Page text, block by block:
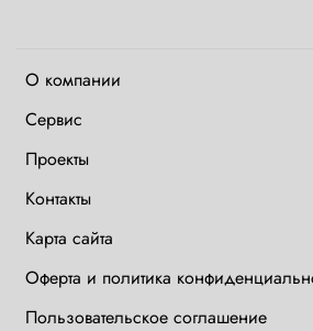
О компании
Сервис
Проекты
Контакты
Карта сайта
Оферта и политика
Пользовательское соглашение